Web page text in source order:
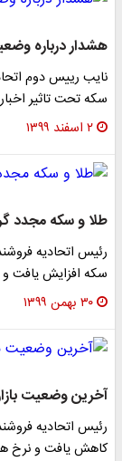
هشدار درباره
نایب رییس دوم
سکه تحت تاثیر
۲ اسفند ۱۳۹۹
طلا و سکه مجدد
رئیس اتحادیه
سکه افزایش یافت و نرخ هر گرم
۳۰ بهمن ۱۳۹۹
آخرین وضعیت
رئیس اتحادیه
کاهش یافت و نرخ هر گرم طلای ۱۸